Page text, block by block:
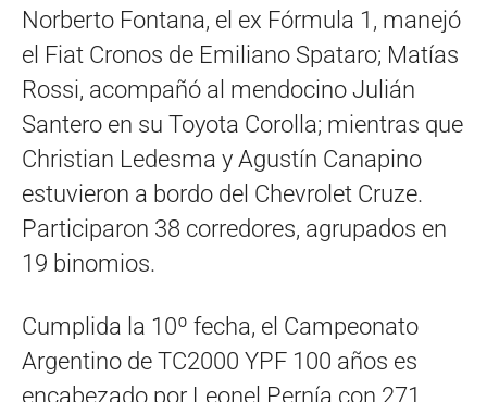
Norberto Fontana, el ex Fórmula 1, manejó
el Fiat Cronos de Emiliano Spataro; Matías
Rossi, acompañó al mendocino Julián
Santero en su Toyota Corolla; mientras que
Christian Ledesma y Agustín Canapino
estuvieron a bordo del Chevrolet Cruze.
Participaron 38 corredores, agrupados en
19 binomios.
Cumplida la 10º fecha, el Campeonato
Argentino de TC2000 YPF 100 años es
encabezado por Leonel Pernía con 271